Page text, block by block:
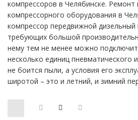
компрессоров в Челябинске. Ремонт
компрессорного оборудования в
компрессор передвижной дизельный
требующих большой
нему тем не менее можно
несколько единиц пневматического
не боится пыли, а условия его
широтой – это и летний, и зимний